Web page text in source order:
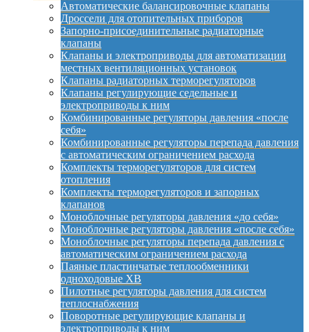
Автоматические балансировочные клапаны
Дроссели для отопительных приборов
Запорно-присоединительные радиаторные
клапаны
Клапаны и электроприводы для автоматизации
местных вентиляционных установок
Клапаны радиаторных терморегуляторов
Клапаны регулирующие седельные и
электроприводы к ним
Комбинированные регуляторы давления «после
себя»
Комбинированные регуляторы перепада давления
с автоматическим ограничением расхода
Комплекты терморегуляторов для систем
отопления
Комплекты терморегуляторов и запорных
клапанов
Моноблочные регуляторы давления «до себя»
Моноблочные регуляторы давления «после себя»
Моноблочные регуляторы перепада давления с
автоматическим ограничением расхода
Паяные пластинчатые теплообменники
одноходовые XB
Пилотные регуляторы давления для систем
теплоснабжения
Поворотные регулирующие клапаны и
электроприводы к ним